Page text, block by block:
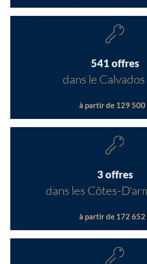
541 offres
dans le
à partir de 129 500
3 offres
dans les Côtes-
à partir de 172 652